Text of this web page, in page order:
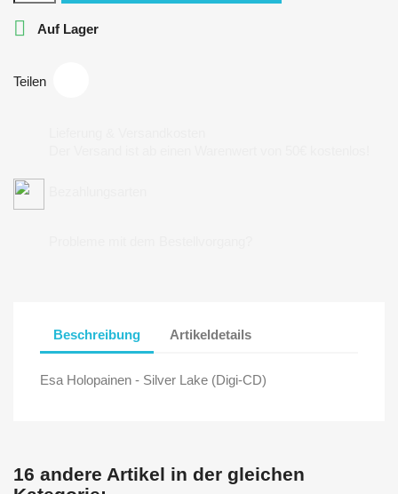
 Auf Lager
Teilen
Beschreibung Artikeldetails
Esa Holopainen - Silver Lake (Digi-CD)
16 andere Artikel in der gleichen